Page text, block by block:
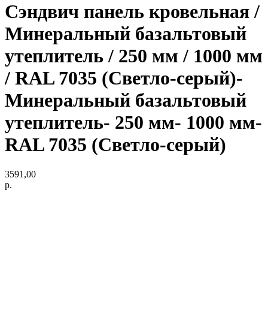
Сэндвич панель кровельная /
Минеральный базальтовый
утеплитель / 250 мм / 1000 мм
/ RAL 7035 (Светло-серый)-
Минеральный базальтовый
утеплитель- 250 мм- 1000 мм-
RAL 7035 (Светло-серый)
3591,00
р.